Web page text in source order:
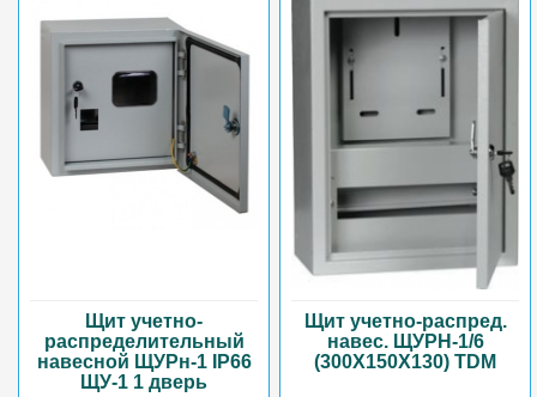
Щит учетно-
распределительный
навесной ЩУРн-1 IP66
ЩУ-1 1 дверь
Щит учетно-распред.
навес. ЩУРН-1/6
(300Х150Х130) ТDM